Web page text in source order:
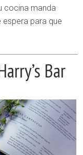
cocina manda
espera para que
Bar